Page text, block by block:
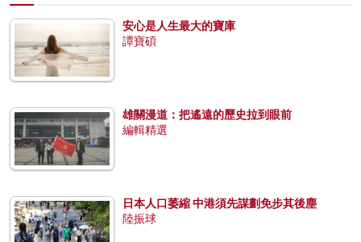
安心是人生最大的寶庫
譚寶碩
雄關漫道：把遙遠的歷史拉到眼前
編輯精選
日本人口萎縮 中港須先謀劃免步其後塵
陸振球